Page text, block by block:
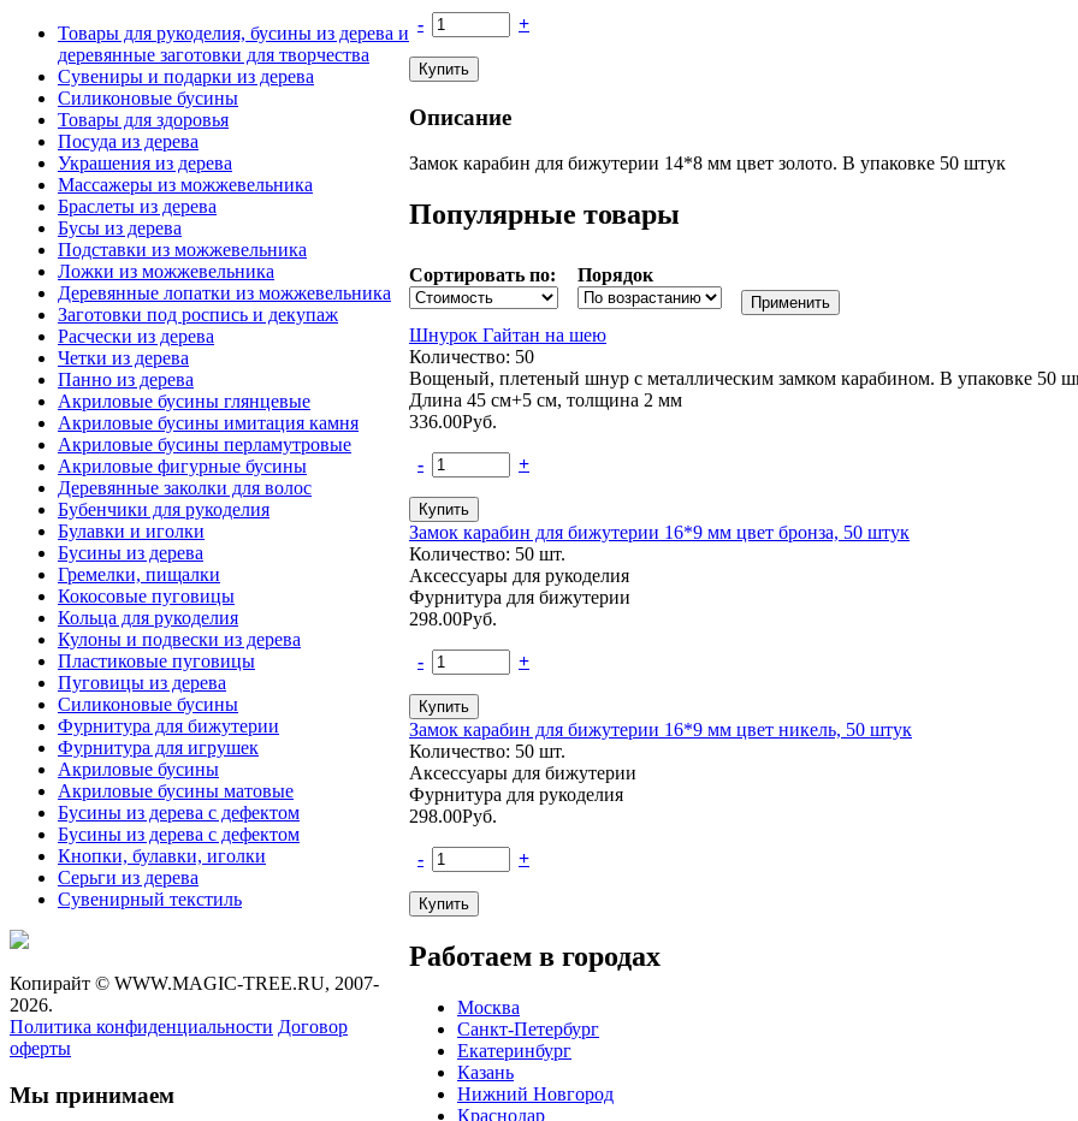
- +
Описание
Замок карабин для бижутерии 14*8 мм цвет золото. В упаковке 50 штук
Популярные товары
Сортировать по: Порядок
Шнурок Гайтан на шею
Количество: 50
Вощеный, плетеный шнур с металлическим замком карабином. В упаковке 50
Длина 45 см+5 см, толщина 2 мм
336.00Руб.
- +
Замок карабин для бижутерии 16*9 мм цвет бронза, 50 штук
Количество: 50 шт.
Аксессуары для рукоделия
Фурнитура для бижутерии
298.00Руб.
- +
Замок карабин для бижутерии 16*9 мм цвет никель, 50 штук
Количество: 50 шт.
Аксессуары для бижутерии
Фурнитура для рукоделия
298.00Руб.
- +
Работаем в городах
Москва
Санкт-Петербург
Екатеринбург
Казань
Нижний Новгород
Краснодар
Товары для рукоделия, бусины из дерева и
деревянные заготовки для творчества
Сувениры и подарки из дерева
Силиконовые бусины
Товары для здоровья
Посуда из дерева
Украшения из дерева
Массажеры из можжевельника
Браслеты из дерева
Бусы из дерева
Подставки из можжевельника
Ложки из можжевельника
Деревянные лопатки из можжевельника
Заготовки под роспись и декупаж
Расчески из дерева
Четки из дерева
Панно из дерева
Акриловые бусины глянцевые
Акриловые бусины имитация камня
Акриловые бусины перламутровые
Акриловые фигурные бусины
Деревянные заколки для волос
Бубенчики для рукоделия
Булавки и иголки
Бусины из дерева
Гремелки, пищалки
Кокосовые пуговицы
Кольца для рукоделия
Кулоны и подвески из дерева
Пластиковые пуговицы
Пуговицы из дерева
Силиконовые бусины
Фурнитура для бижутерии
Фурнитура для игрушек
Акриловые бусины
Акриловые бусины матовые
Бусины из дерева с дефектом
Бусины из дерева с дефектом
Кнопки, булавки, иголки
Серьги из дерева
Сувенирный текстиль
Копирайт © WWW.MAGIC-TREE.RU, 2007-
2026.
Политика конфиденциальности Договор
оферты
Мы принимаем